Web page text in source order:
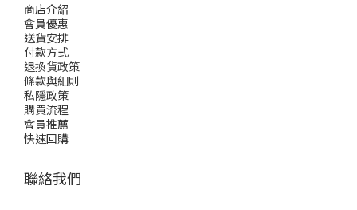
商店介紹
會員優惠
送貨安排
付款方式
退換貨政策
條款與細則
私隱政策
購買流程
會員推薦
快速回購
聯絡我們